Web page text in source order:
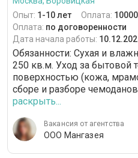
Опыт: 1-10 лет Оплата:
Оплата: по договоренности
Дата начала работы:
Обязанности: Сухая и
250 кв.м. Уход за бытовой
поверхностью (кожа,
сборе и разборе
раскрыть...
Вакансия от агентства
ООО Мангазея